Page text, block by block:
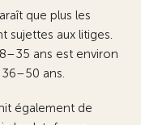
que plus les
sujettes aux litiges.
ans est environ
ans.
également de